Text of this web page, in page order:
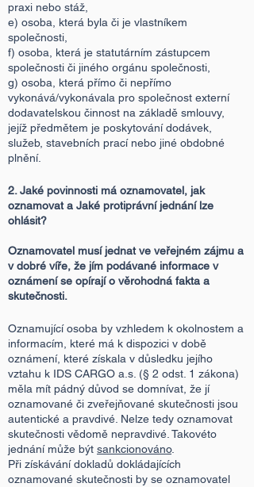
praxi nebo stáž,
e) osoba, která byla či je vlastníkem
společnosti,
f) osoba, která je statutárním zástupcem
společnosti či jiného orgánu společnosti,
g) osoba, která přímo či nepřímo
vykonává/vykonávala pro společnost externí
dodavatelskou činnost na základě smlouvy,
jejíž předmětem je poskytování dodávek,
služeb, stavebních prací nebo jiné obdobné
plnění.
2. Jaké povinnosti má oznamovatel, jak
oznamovat a Jaké protiprávní jednání lze
ohlásit?
Oznamovatel musí jednat ve veřejném zájmu a
v dobré víře, že jím podávané informace v
oznámení se opírají o věrohodná fakta a
skutečnosti.
Oznamující osoba by vzhledem k okolnostem a
informacím, které má k dispozici v době
oznámení, které získala v důsledku jejího
vztahu k IDS CARGO a.s. (§ 2 odst. 1 zákona)
měla mít pádný důvod se domnívat, že jí
oznamované či zveřejňované skutečnosti jsou
autentické a pravdivé. Nelze tedy oznamovat
skutečnosti vědomě nepravdivé. Takovéto
jednání může být sankcionováno.
Při získávání dokladů dokládajících
oznamované skutečnosti by se oznamovatel